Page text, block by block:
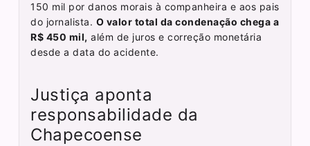
150 mil por danos morais à companheira e aos pais
do jornalista. O valor total da condenação chega a
R$ 450 mil, além de juros e correção monetária
desde a data do acidente.
Justiça aponta
responsabilidade da
Chapecoense